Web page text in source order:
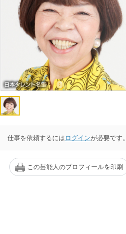
仕事を依頼するには ログインが必要です。
この芸能人のプロフィールを印刷